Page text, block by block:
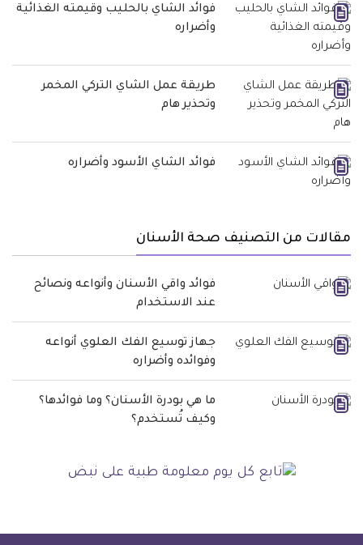
فوائد الشاي بالحليب وقيمته الغذائية
وأضراره
طريقة عمل الشاي التركي المخمر
وتحذير هام
فوائد الشاي الأسود وأضراره
مقالات من التصنيف صحة الأسنان
فوائد واقي الأسنان وأنواعه ونصائح
عند الاستخدام
جهاز توسيع الفك العلوي أنواعه
وفوائده وأضراره
ما هي بودرة الأسنان؟ وما فوائدها؟
وكيف تُستخدم؟